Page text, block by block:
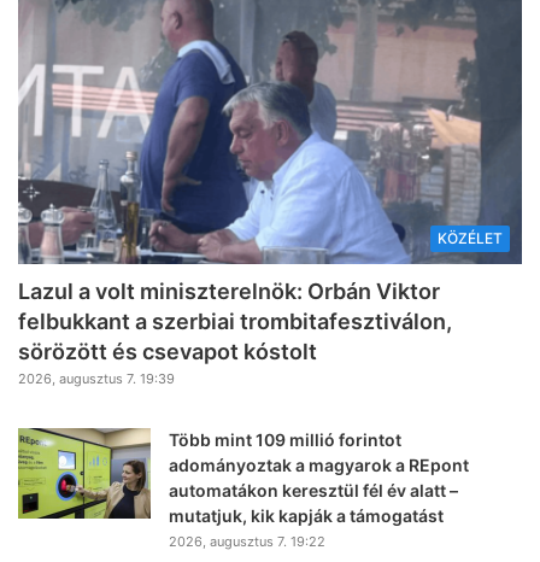
KÖZÉLET
Lazul a volt miniszterelnök: Orbán Viktor
felbukkant a szerbiai trombitafesztiválon,
sörözött és csevapot kóstolt
2026, augusztus 7. 19:39
Több mint 109 millió forintot
adományoztak a magyarok a REpont
automatákon keresztül fél év alatt –
mutatjuk, kik kapják a támogatást
2026, augusztus 7. 19:22